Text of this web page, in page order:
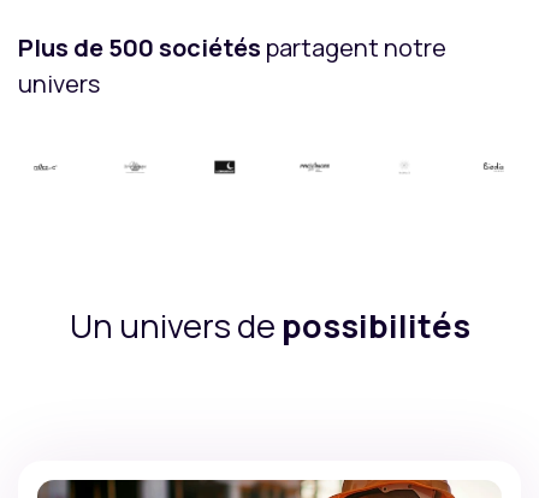
Plus de 500 sociétés partagent notre
univers
Un univers de possibilités